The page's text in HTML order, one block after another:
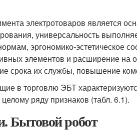
электротоваров является
универсальность
эргономико-эстетическое
элементов и расширение на
срока их службы, повышение
в торговлю ЭБТ
ряду признаков (табл. 6.1).
Бытовой робот